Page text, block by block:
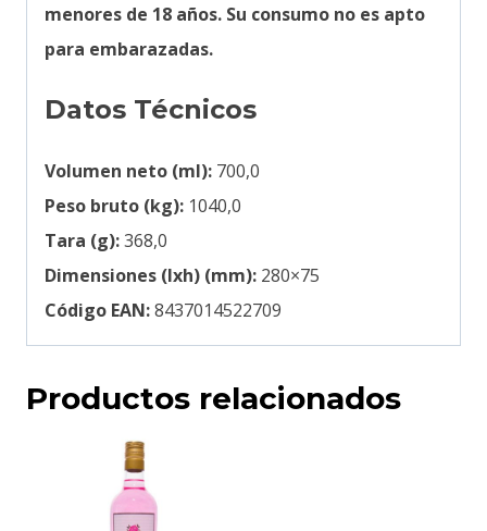
menores de 18 años. Su consumo no es apto
para embarazadas.
Datos Técnicos
Volumen neto (ml): 700,0
Peso bruto (kg): 1040,0
Tara (g):368,0
Dimensiones (lxh) (mm): 280×75
Código EAN:8437014522709
Productos relacionados